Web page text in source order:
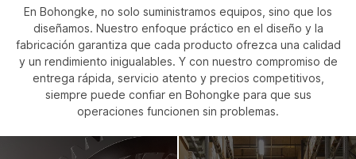
En Bohongke, no solo suministramos equipos, sino que los
diseñamos. Nuestro enfoque práctico en el diseño y la
fabricación garantiza que cada producto ofrezca una calidad
y un rendimiento inigualables. Y con nuestro compromiso de
entrega rápida, servicio atento y precios competitivos,
siempre puede confiar en Bohongke para que sus
operaciones funcionen sin problemas.